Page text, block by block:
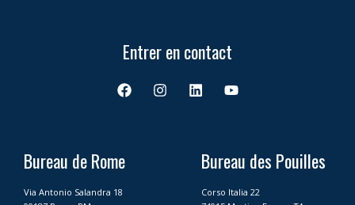
Entrer en contact
F
a
o
o
I
n
L
i
d
Y
o
b
e
Bureau de Rome
Via Antonio Salandra 18
Bureau des Pouilles
Corso Italia 22